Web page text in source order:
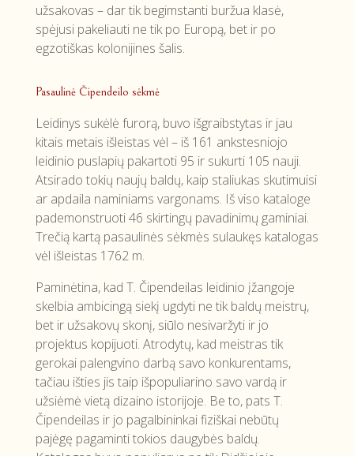
užsakovas – dar tik begimstanti buržua klasė,
spėjusi pakeliauti ne tik po Europą, bet ir po
egzotiškas kolonijines šalis.
Pasaulinė Čipendeilo sėkmė
Leidinys sukėlė furorą, buvo išgraibstytas ir jau
kitais metais išleistas vėl – iš 161 ankstesniojo
leidinio puslapių pakartoti 95 ir sukurti 105 nauji.
Atsirado tokių naujų baldų, kaip staliukas skutimuisi
ar apdaila naminiams vargonams. Iš viso kataloge
pademonstruoti 46 skirtingų pavadinimų gaminiai.
Trečią kartą pasaulinės sėkmės sulaukęs katalogas
vėl išleistas 1762 m.
Paminėtina, kad T. Čipendeilas leidinio įžangoje
skelbia ambicingą siekį ugdyti ne tik baldų meistrų,
bet ir užsakovų skonį, siūlo nesivaržyti ir jo
projektus kopijuoti. Atrodytų, kad meistras tik
gerokai palengvino darbą savo konkurentams,
tačiau išties jis taip išpopuliarino savo vardą ir
užsiėmė vietą dizaino istorijoje. Be to, pats T.
Čipendeilas ir jo pagalbininkai fiziškai nebūtų
pajėgę pagaminti tokios daugybės baldų.